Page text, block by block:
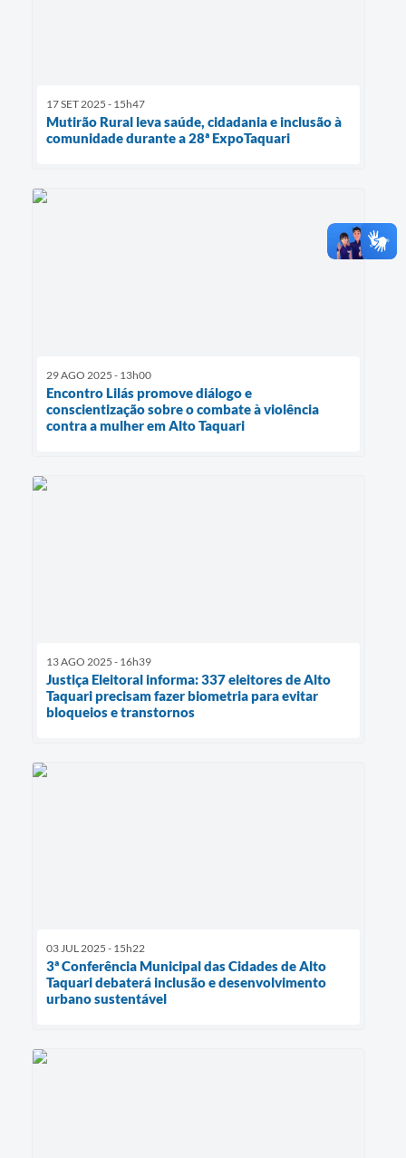
17 SET 2025 - 15h47
Mutirão Rural leva saúde, cidadania e inclusão à
comunidade durante a 28ª ExpoTaquari
29 AGO 2025 - 13h00
Encontro Lilás promove diálogo e
conscientização sobre o combate à violência
contra a mulher em Alto Taquari
13 AGO 2025 - 16h39
Justiça Eleitoral informa: 337 eleitores de Alto
Taquari precisam fazer biometria para evitar
bloqueios e transtornos
03 JUL 2025 - 15h22
3ª Conferência Municipal das Cidades de Alto
Taquari debaterá inclusão e desenvolvimento
urbano sustentável